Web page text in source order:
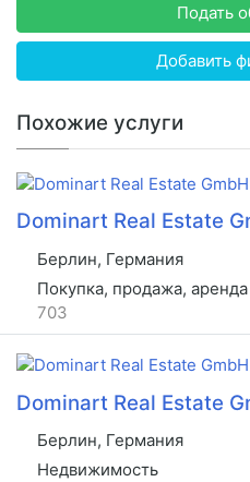
Подать
Добавить
Похожие услуги
Dominart Real Estate
Берлин, Германия
Покупка, продажа,
703
Dominart Real Estate
Берлин, Германия
Недвижимость